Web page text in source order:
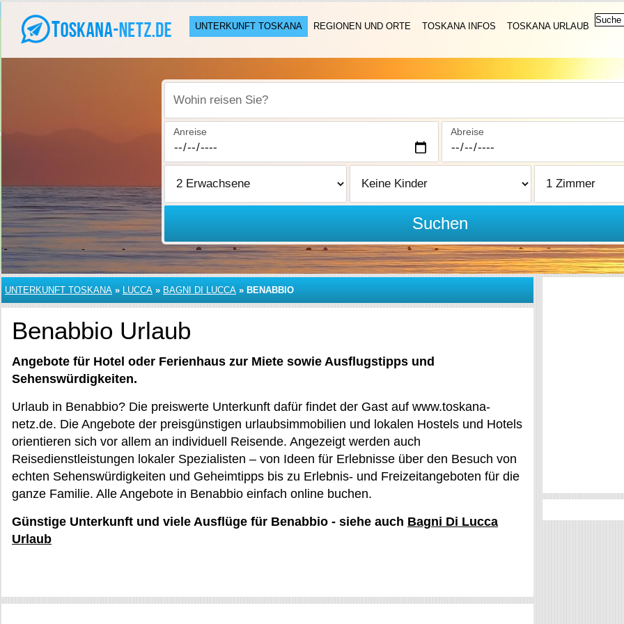
UNTERKUNFT TOSKANA REGIONEN UND ORTE TOSKANA INFOS TOSKANA URLAUB
Wohin reisen Sie?
Anreise Abreise
Suchen
UNTERKUNFT TOSKANA » LUCCA » BAGNI DI LUCCA » BENABBIO
Benabbio Urlaub
Angebote für Hotel oder Ferienhaus zur Miete sowie Ausflugstipps und
Sehenswürdigkeiten.
Urlaub in Benabbio? Die preiswerte Unterkunft dafür findet der Gast auf www.toskana-
netz.de. Die Angebote der preisgünstigen urlaubsimmobilien und lokalen Hostels und Hotels
orientieren sich vor allem an individuell Reisende. Angezeigt werden auch
Reisedienstleistungen lokaler Spezialisten – von Ideen für Erlebnisse über den Besuch von
echten Sehenswürdigkeiten und Geheimtipps bis zu Erlebnis- und Freizeitangeboten für die
ganze Familie. Alle Angebote in Benabbio einfach online buchen.
Günstige Unterkunft und viele Ausflüge für Benabbio - siehe auch Bagni Di Lucca
Urlaub